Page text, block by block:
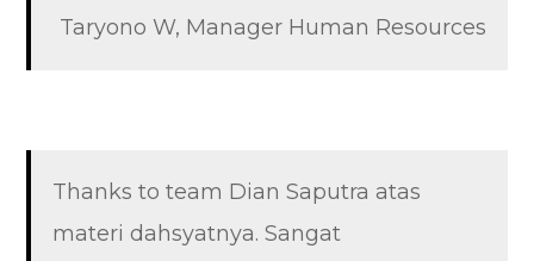
Taryono W, Manager Human Resources
Thanks to team Dian Saputra atas
materi dahsyatnya. Sangat